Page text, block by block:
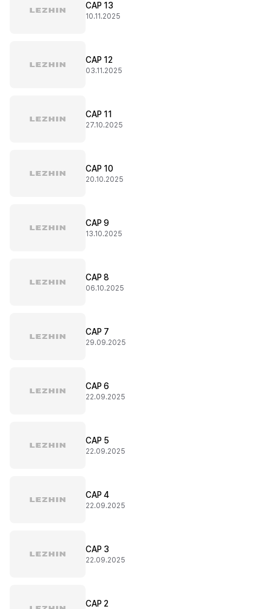
CAP 13
10.11.2025
CAP 12
03.11.2025
CAP 11
27.10.2025
CAP 10
20.10.2025
CAP 9
13.10.2025
CAP 8
06.10.2025
CAP 7
29.09.2025
CAP 6
22.09.2025
CAP 5
22.09.2025
CAP 4
22.09.2025
CAP 3
22.09.2025
CAP 2